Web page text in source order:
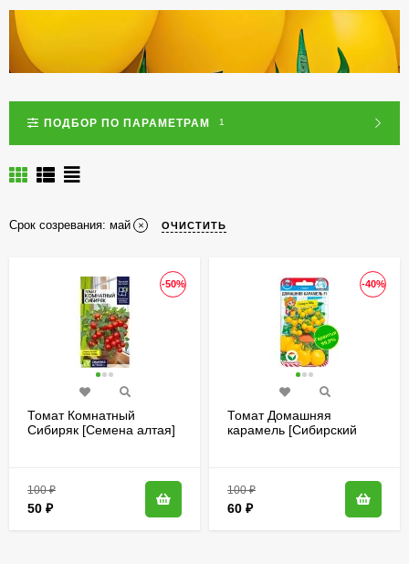
ПОДБОР ПО ПАРАМЕТРАМ 1
Срок созревания: май ОЧИСТИТЬ
-50%
Томат Комнатный
Сибиряк [Семена алтая]
100₽
50 ₽
-40%
Томат Домашняя
карамель [Сибирский
100₽
60 ₽